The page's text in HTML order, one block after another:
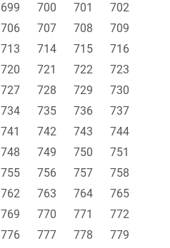
699 700 701
702
706 707 708
709
713 714 715
716
720 721 722
723
727 728 729
730
734 735 736
737
741 742 743
744
748 749 750
751
755 756 757
758
762 763 764
765
769 770 771
772
776 777 778
779